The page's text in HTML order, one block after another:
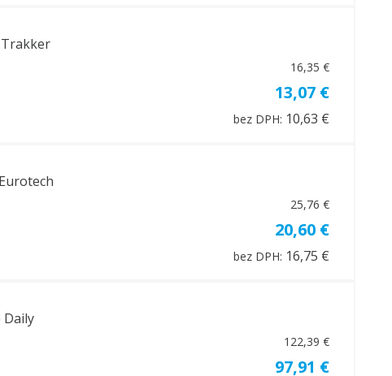
16,35 €
13,07 €
bez DPH: 10,63 €
25,76 €
20,60 €
bez DPH: 16,75 €
Daily
122,39 €
97,91 €